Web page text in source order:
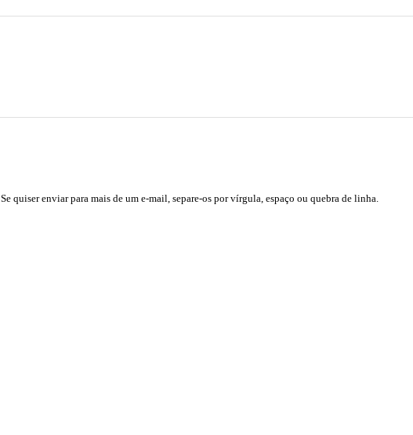
Se quiser enviar para mais de um e-mail, separe-os por vírgula, espaço ou quebra de linha.